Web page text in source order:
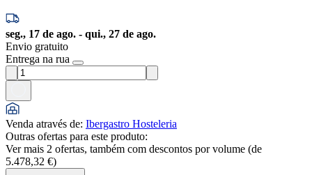
seg., 17 de ago. - qui., 27 de ago.
Envio gratuito
Entrega na rua
Venda através de: Ibergastro Hosteleria
Outras ofertas para este produto:
Ver mais 2 ofertas, também com descontos por volume (de
5.478,32 €)